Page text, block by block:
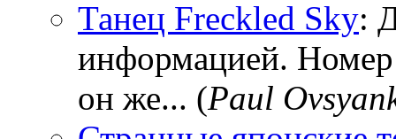
Танец Freckled Sky:
информацией.
он же... (Paul